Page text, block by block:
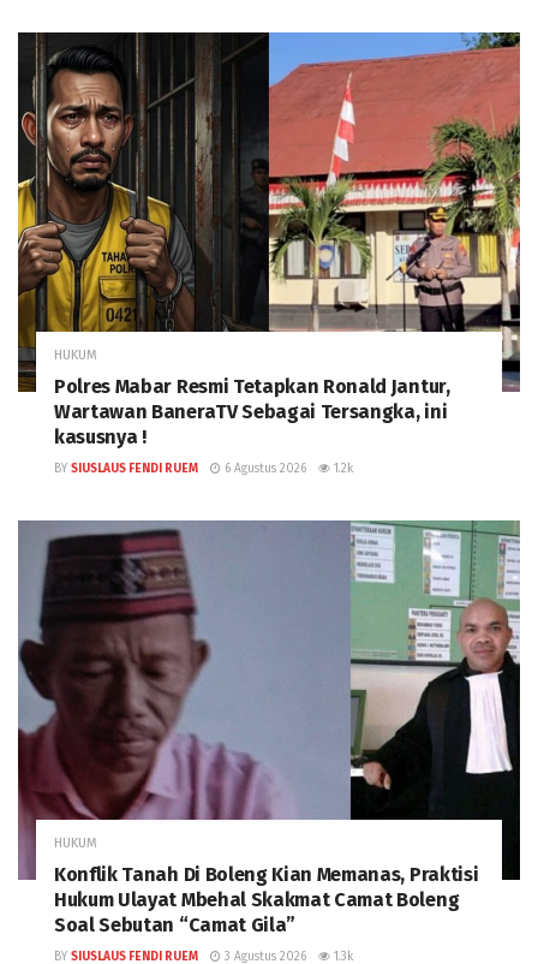
HUKUM
Polres Mabar Resmi Tetapkan Ronald Jantur,
Wartawan BaneraTV Sebagai Tersangka, ini
kasusnya !
BY SIUSLAUS FENDI RUEM 6 Agustus 2026 1.2k
HUKUM
Konflik Tanah Di Boleng Kian Memanas, Praktisi
Hukum Ulayat Mbehal Skakmat Camat Boleng
Soal Sebutan “Camat Gila”
BY SIUSLAUS FENDI RUEM 3 Agustus 2026 1.3k